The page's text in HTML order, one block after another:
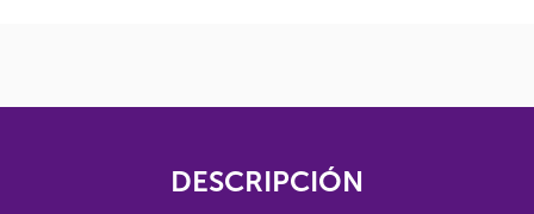
DESCRIPCIÓN